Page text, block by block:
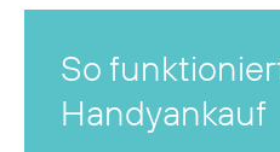
So
Handyankauf